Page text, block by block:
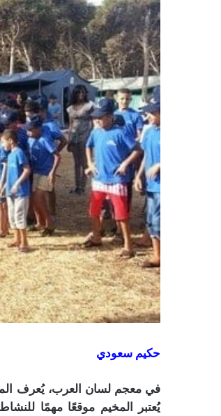
حكيم سعودي
في معجم لسان العرب، يُعرف
يُعتبر المخيم موقعًا مهمًا